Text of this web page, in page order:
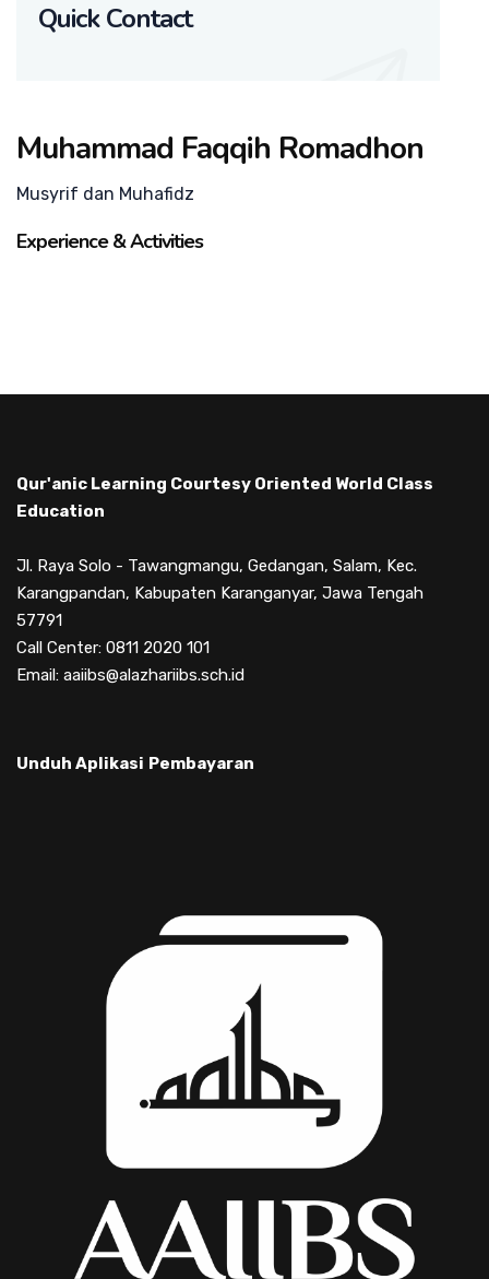
Quick Contact
Muhammad Faqqih Romadhon
Musyrif dan Muhafidz
Experience & Activities
Qur'anic Learning Courtesy Oriented World Class
Education
Jl. Raya Solo - Tawangmangu, Gedangan, Salam, Kec.
Karangpandan, Kabupaten Karanganyar, Jawa Tengah
57791
Call Center: 0811 2020 101
Email: aaiibs@alazhariibs.sch.id
Unduh Aplikasi Pembayaran